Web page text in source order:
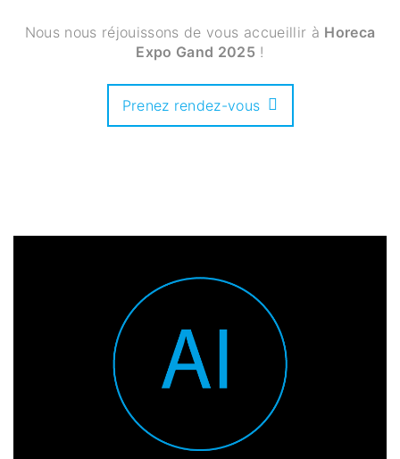
Nous nous réjouissons de vous accueillir à Horeca
Expo Gand 2025 !
Prenez rendez-vous